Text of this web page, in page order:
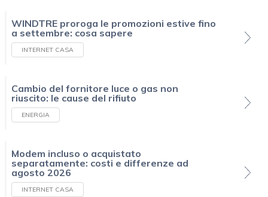
WINDTRE proroga le promozioni estive fino
a settembre: cosa sapere
INTERNET CASA
Cambio del fornitore luce o gas non
riuscito: le cause del rifiuto
ENERGIA
Modem incluso o acquistato
separatamente: costi e differenze ad
agosto 2026
INTERNET CASA